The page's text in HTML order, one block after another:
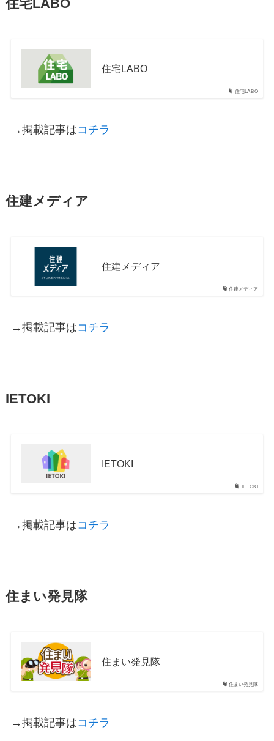
住宅LABO
住宅LABO
住宅LABO
→掲載記事はコチラ
住建メディア
住建メディア
住建メディア
→掲載記事はコチラ
IETOKI
IETOKI
IETOKI
→掲載記事はコチラ
住まい発見隊
住まい発見隊
住まい発見隊
→掲載記事はコチラ